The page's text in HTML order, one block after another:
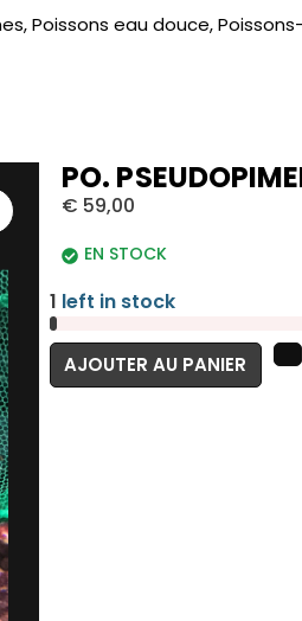
,Poissons eau douce,
PO.
€ 59,00
EN STOCK
1 left in stock
AJOUTER AU PANIER